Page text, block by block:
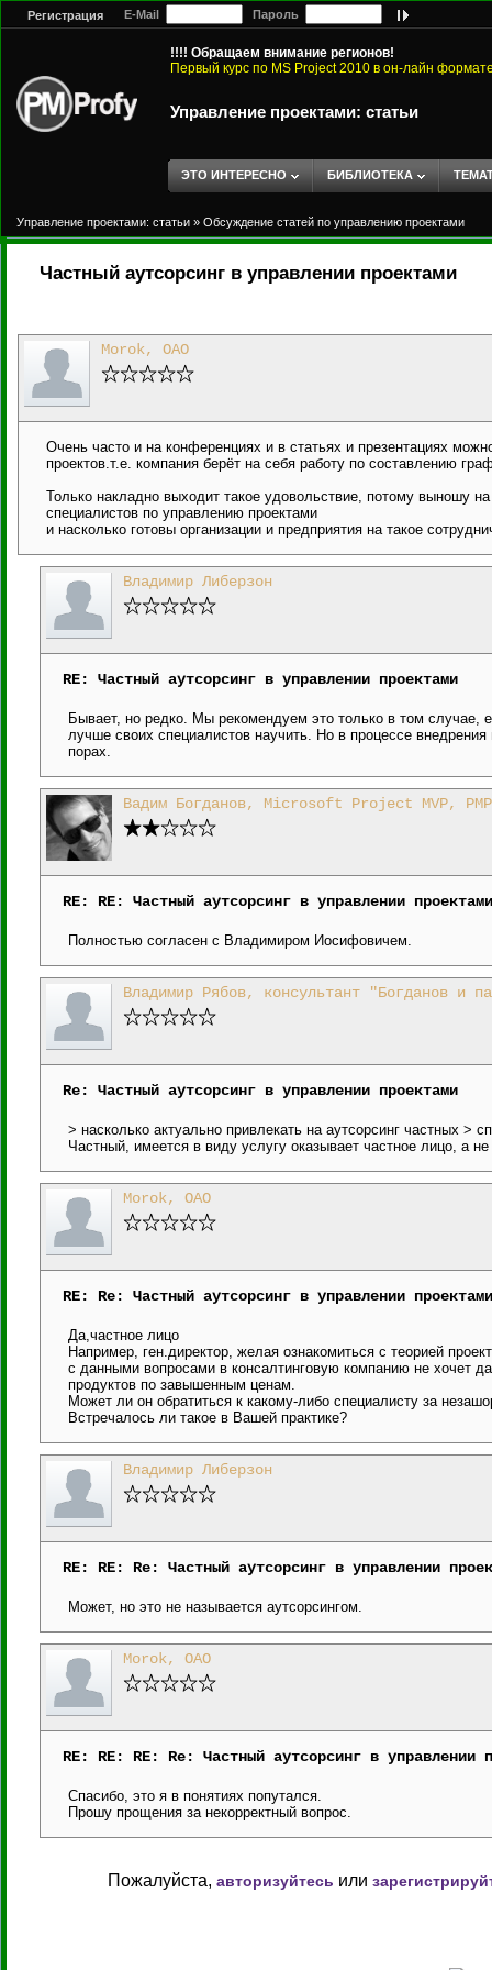
Регистрация E-Mail Пароль
!!!! Обращаем внимание регионов!
Первый курс по MS Project 2010 в он-лайн
Управление проектами: статьи
ЭТО ИНТЕРЕСНО БИБЛИОТЕКА
Управление проектами: статьи » Обсуждение статей по управлению проектами
Частный аутсорсинг в управлении проектами
Morok, ОАО
Очень часто и на конференциях и в статьях и презентациях
проектов.т.е. компания берёт на себя работу по составлению
Только накладно выходит такое удовольствие, потому выношу
специалистов по управлению проектами
и насколько готовы организации и предприятия на такое
Владимир Либерзон
RE: Частный аутсорсинг в управлении проектами
Бывает, но редко. Мы рекомендуем это только в том случае,
лучше своих специалистов научить. Но в процессе
порах.
Вадим Богданов, Microsoft Project MVP,
RE: RE: Частный аутсорсинг в управлении проектами
Полностью согласен с Владимиром Иосифовичем.
Владимир Рябов, консультант "Богданов и
Re: Частный аутсорсинг в управлении проектами
> насколько актуально привлекать на аутсорсинг частных >
Частный, имеется в виду услугу оказывает частное лицо, а не
Morok, ОАО
RE: Re: Частный аутсорсинг в управлении проектами
Да,частное лицо
Например, ген.директор, желая ознакомиться с теорией
с данными вопросами в консалтинговую компанию не хочет
продуктов по завышенным ценам.
Может ли он обратиться к какому-либо специалисту за
Встречалось ли такое в Вашей практике?
Владимир Либерзон
RE: RE: Re: Частный аутсорсинг в управлении
Может, но это не называется аутсорсингом.
Morok, ОАО
RE: RE: RE: Re: Частный аутсорсинг в управлении
Спасибо, это я в понятиях попутался.
Прошу прощения за некорректный вопрос.
Пожалуйста, авторизуйтесь или